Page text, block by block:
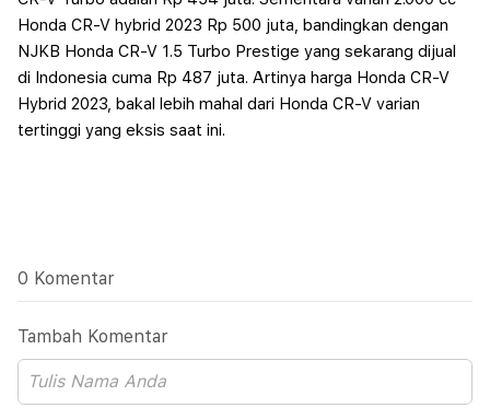
Honda CR-V hybrid 2023 Rp 500 juta, bandingkan dengan
NJKB Honda CR-V 1.5 Turbo Prestige yang sekarang dijual
di Indonesia cuma Rp 487 juta. Artinya harga Honda CR-V
Hybrid 2023, bakal lebih mahal dari Honda CR-V varian
tertinggi yang eksis saat ini.
0 Komentar
Tambah Komentar